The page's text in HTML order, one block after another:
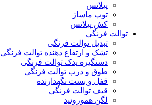
پیلاتس
توپ ماساژ
کش پیلاتس
توالت فرنگی
تبدیل توالت فرنگی
تشک و ارتفاع دهنده توالت فرنگی
دستگیره یدک توالت فرنگی
طوق و درب توالت فرنگی
قفل و بست نگهدارنده
قیف توالت فرنگی
لگن هموروئید